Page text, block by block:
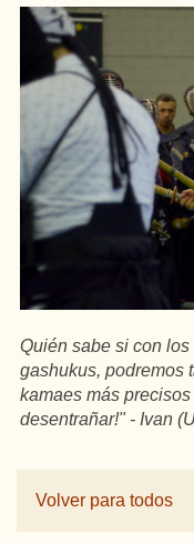
Quién sabe si con
gashukus, podremos
kamaes más
desentrañar!" - Ivan
Volver para todos